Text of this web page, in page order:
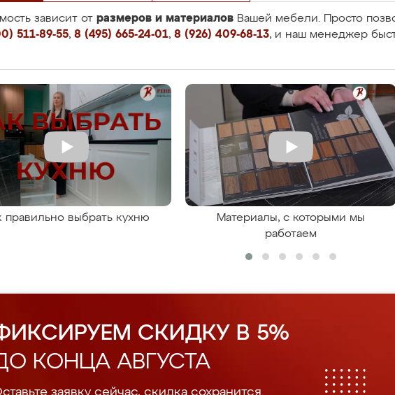
зависит от размеров и материалов Вашей мебели. Просто
511-89-55, 8 (495) 665-24-01, 8 (926) 409-68-13, и наш менеджер
правильно выбрать кухню
Материалы, с которыми мы
работаем
СКИДКУ В 5%
КОНЦА АВГУСТА
заявку сейчас, скидка сохранится.